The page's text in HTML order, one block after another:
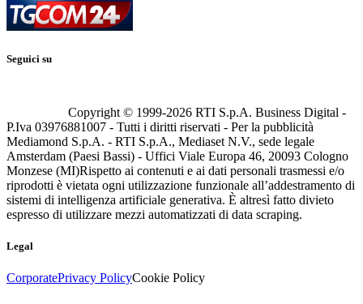
Seguici su
Copyright © 1999-2026 RTI S.p.A. Business Digital -
P.Iva 03976881007 - Tutti i diritti riservati - Per la pubblicità
Mediamond S.p.A. - RTI S.p.A., Mediaset N.V., sede legale
Amsterdam (Paesi Bassi) - Uffici Viale Europa 46, 20093 Cologno
Monzese (MI)Rispetto ai contenuti e ai dati personali trasmessi e/o
riprodotti è vietata ogni utilizzazione funzionale all’addestramento di
sistemi di intelligenza artificiale generativa. È altresì fatto divieto
espresso di utilizzare mezzi automatizzati di data scraping.
Legal
CorporatePrivacy PolicyCookie Policy